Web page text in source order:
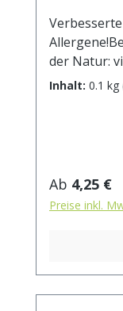
der Natur:
Geschmack
Himbeeren Zubereitung: ca. 20g Tee mit 1
l.
Inhalt: 0.1 kg
Regulärer
Ab 4,25 €
Preise inkl.